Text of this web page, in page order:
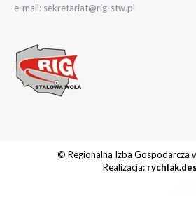
e-mail: sekretariat@rig-stw.pl
© Regionalna Izba Gospodarcza
Realizacja: